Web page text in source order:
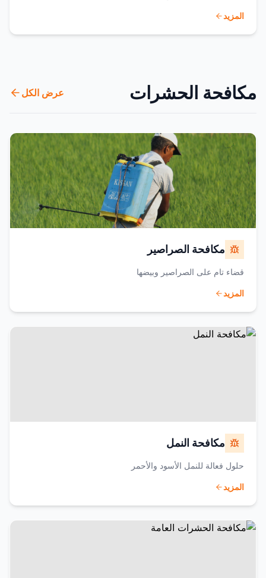
المزيد
مكافحة الحشرات عرض الكل
مكافحة الصراصير
قضاء تام على الصراصير وبيضها
المزيد
مكافحة النمل
حلول فعالة للنمل الأسود والأحمر
المزيد